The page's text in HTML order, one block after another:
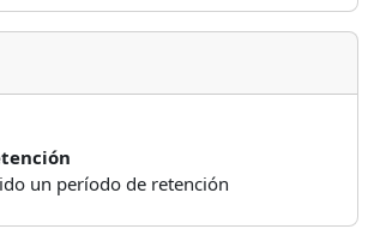
un período de retención